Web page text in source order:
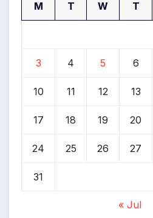
M T W T
3 4 5 6
10 11 12 13
17 18 19 20
24 25 26 27
31
« Jul